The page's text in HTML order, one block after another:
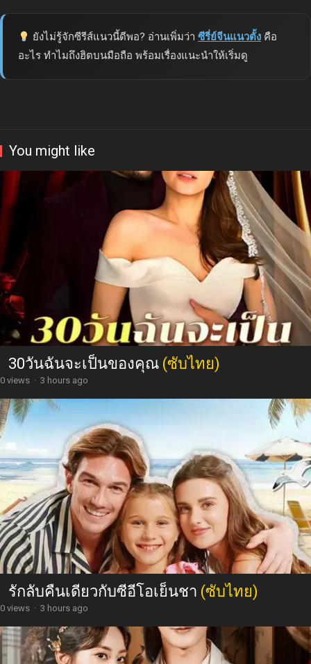
ยังไม่รู้จักซีรีส์แนวนี้ดีพอ? อ่านเพิ่มว่าซีรี่ย์จีนแนวตั้ง คือ
อะไร ทำไมถึงฮิตบนมือถือ พร้อมเรื่องแนะนำให้เริ่มดู
You might like
30วันฉันจะเป็นของคุณ (ซับไทย)
0 views · 3 hours ago
รักลับคืนเดียวกับซีอีโอเย็นชา (ซับไทย)
0 views · 3 hours ago